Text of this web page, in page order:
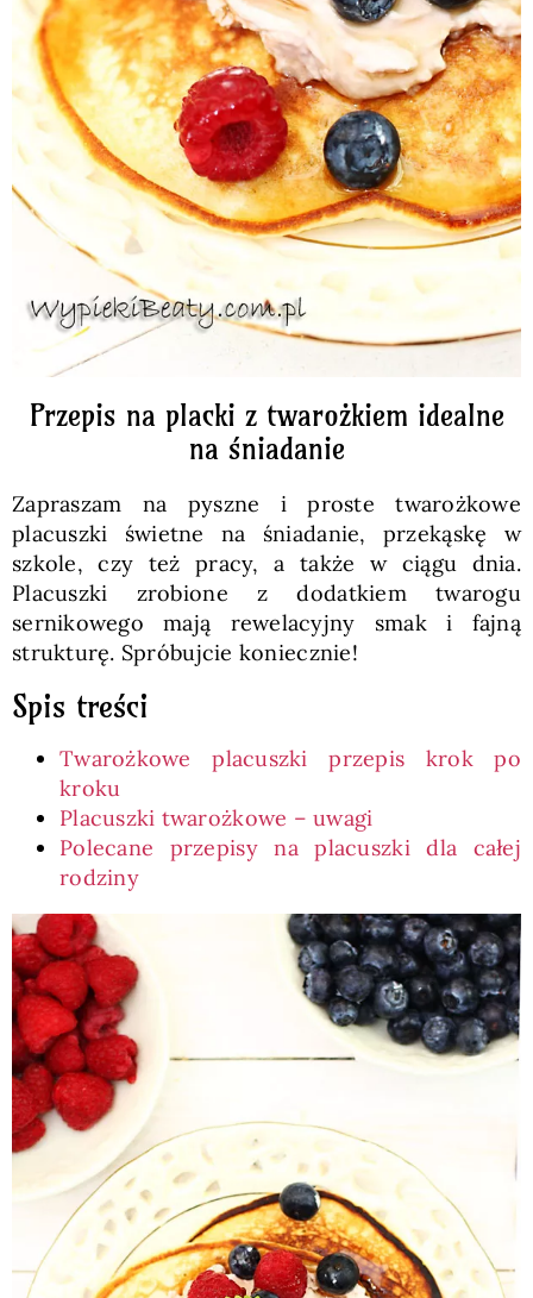
Kuchnie świata
SKLEP
Polski
Przepis na placki z twarożkiem idealne
na śniadanie
Zapraszam na pyszne i proste twarożkowe
placuszki świetne na śniadanie, przekąskę w
szkole, czy też pracy, a także w ciągu dnia.
Placuszki zrobione z dodatkiem twarogu
sernikowego mają rewelacyjny smak i fajną
strukturę. Spróbujcie koniecznie!
Spis treści
Twarożkowe placuszki przepis krok po
kroku
Placuszki twarożkowe – uwagi
Polecane przepisy na placuszki dla całej
rodziny